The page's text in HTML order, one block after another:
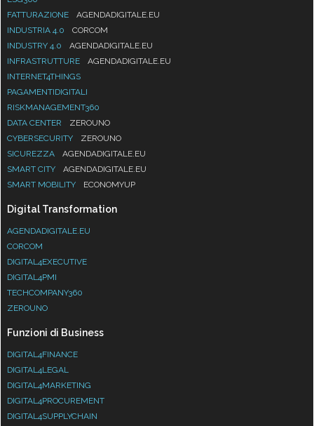
FATTURAZIONE
AGENDADIGITALE.EU
INDUSTRIA 4.0
CORCOM
INDUSTRY 4.0
AGENDADIGITALE.EU
INFRASTRUTTURE
AGENDADIGITALE.EU
INTERNET4THINGS
PAGAMENTIDIGITALI
RISKMANAGEMENT360
DATA CENTER
ZEROUNO
CYBERSECURITY
ZEROUNO
SICUREZZA
AGENDADIGITALE.EU
SMART CITY
AGENDADIGITALE.EU
SMART MOBILITY
ECONOMYUP
Digital Transformation
AGENDADIGITALE.EU
CORCOM
DIGITAL4EXECUTIVE
DIGITAL4PMI
TECHCOMPANY360
ZEROUNO
Funzioni di Business
DIGITAL4FINANCE
DIGITAL4LEGAL
DIGITAL4MARKETING
DIGITAL4PROCUREMENT
DIGITAL4SUPPLYCHAIN